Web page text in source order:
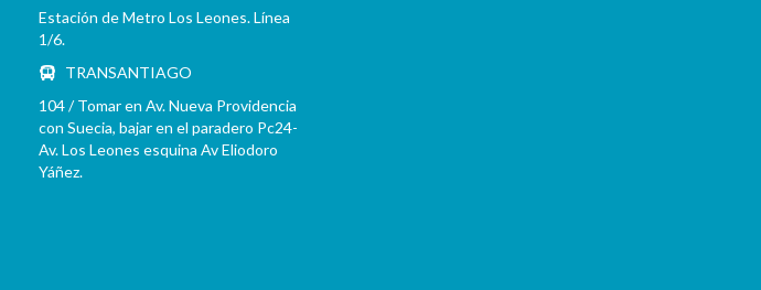
Estación de Metro Los Leones. Línea
1/6.
TRANSANTIAGO
104 / Tomar en Av. Nueva Providencia
con Suecia, bajar en el paradero Pc24-
Av. Los Leones esquina Av Eliodoro
Yáñez.